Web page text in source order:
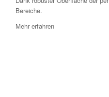
Bereiche.
Mehr erfahren